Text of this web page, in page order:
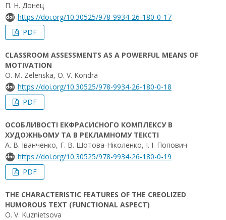
П. Н. Донец
https://doi.org/10.30525/978-9934-26-180-0-17
PDF
CLASSROOM ASSESSMENTS AS A POWERFUL MEANS OF
MOTIVATION
O. M. Zelenska, O. V. Kondra
https://doi.org/10.30525/978-9934-26-180-0-18
PDF
ОСОБЛИВОСТІ ЕКФРАСИСНОГО КОМПЛЕКСУ В
ХУДОЖНЬОМУ ТА В РЕКЛАМНОМУ ТЕКСТІ
А. В. Іванченко, Г. В. Шотова-Ніколенко, І. І. Попович
https://doi.org/10.30525/978-9934-26-180-0-19
PDF
THE CHARACTERISTIC FEATURES OF THE CREOLIZED
HUMOROUS TEXT (FUNCTIONAL ASPECT)
O. V. Kuznietsova